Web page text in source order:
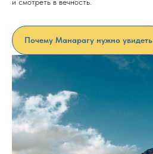
Почему Манарагу нужно увидеть